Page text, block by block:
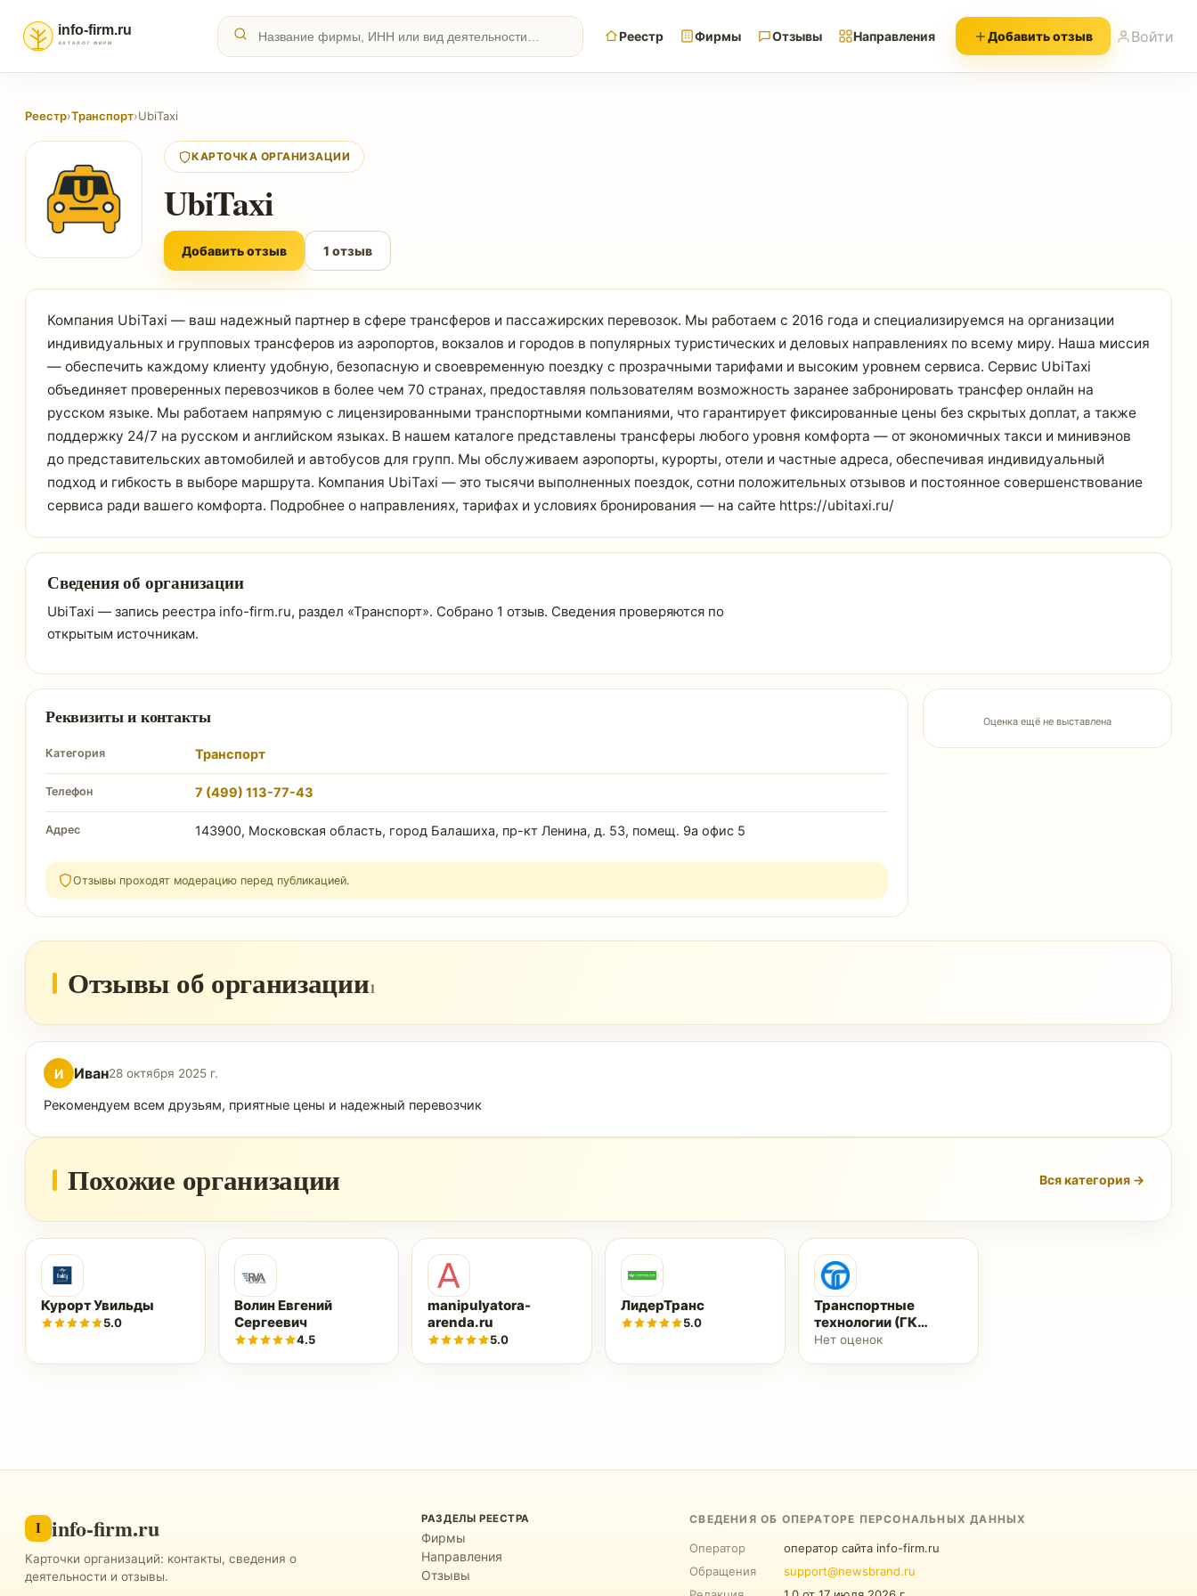
Реестр Фирмы Отзывы Направления Добавить отзыв Войти
Реестр›Транспорт›UbiTaxi
КАРТОЧКА ОРГАНИЗАЦИИ
UbiTaxi
Добавить отзыв 1 отзыв
Компания UbiTaxi — ваш надежный партнер в сфере трансферов и пассажирских перевозок. Мы работаем с 2016 года и специализируемся на организации
индивидуальных и групповых трансферов из аэропортов, вокзалов и городов в популярных туристических и деловых направлениях по всему миру. Наша миссия
— обеспечить каждому клиенту удобную, безопасную и своевременную поездку с прозрачными тарифами и высоким уровнем сервиса. Сервис UbiTaxi
объединяет проверенных перевозчиков в более чем 70 странах, предоставляя пользователям возможность заранее забронировать трансфер онлайн на
русском языке. Мы работаем напрямую с лицензированными транспортными компаниями, что гарантирует фиксированные цены без скрытых доплат, а также
поддержку 24/7 на русском и английском языках. В нашем каталоге представлены трансферы любого уровня комфорта — от экономичных такси и минивэнов
до представительских автомобилей и автобусов для групп. Мы обслуживаем аэропорты, курорты, отели и частные адреса, обеспечивая индивидуальный
подход и гибкость в выборе маршрута. Компания UbiTaxi — это тысячи выполненных поездок, сотни положительных отзывов и постоянное совершенствование
сервиса ради вашего комфорта. Подробнее о направлениях, тарифах и условиях бронирования — на сайте https://ubitaxi.ru/
Сведения об организации
UbiTaxi — запись реестра info-firm.ru, раздел «Транспорт». Собрано 1 отзыв. Сведения проверяются по
открытым источникам.
Реквизиты и контакты
Категория Транспорт
Телефон 7 (499) 113-77-43
Адрес 143900, Московская область, город Балашиха, пр-кт Ленина, д. 53, помещ. 9а офис 5
Отзывы проходят модерацию перед публикацией.
Оценка ещё не выставлена
Отзывы об организации1
И Иван28 октября 2025 г.
Рекомендуем всем друзьям, приятные цены и надежный перевозчик
Похожие организации Вся категория →
Курорт Увильды
5.0
Волин Евгений
Сергеевич
4.5
manipulyatora-
arenda.ru
5.0
ЛидерТранс
5.0
Транспортные
технологии (ГК
"Роспром")
Нет оценок
I info-firm.ru
Карточки организаций: контакты, сведения о
деятельности и отзывы.
РАЗДЕЛЫ РЕЕСТРА
Фирмы
Направления
Отзывы
СВЕДЕНИЯ ОБ ОПЕРАТОРЕ ПЕРСОНАЛЬНЫХ ДАННЫХ
Оператор
оператор сайта info-firm.ru
Обращения
support@newsbrand.ru